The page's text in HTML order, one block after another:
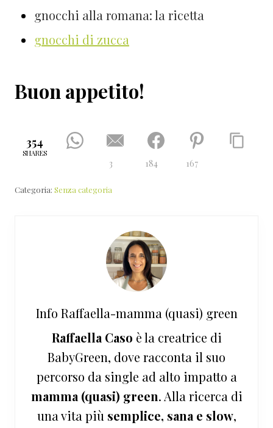
gnocchi alla romana: la ricetta
gnocchi di zucca
Buon appetito!
354
SHARES
3 184 167
Categoria: Senza categoria
Info Raffaella-mamma (quasi) green
Raffaella Caso è la creatrice di
BabyGreen, dove racconta il suo
percorso da single ad alto impatto a
mamma (quasi) green. Alla ricerca di
una vita più semplice, sana e slow,